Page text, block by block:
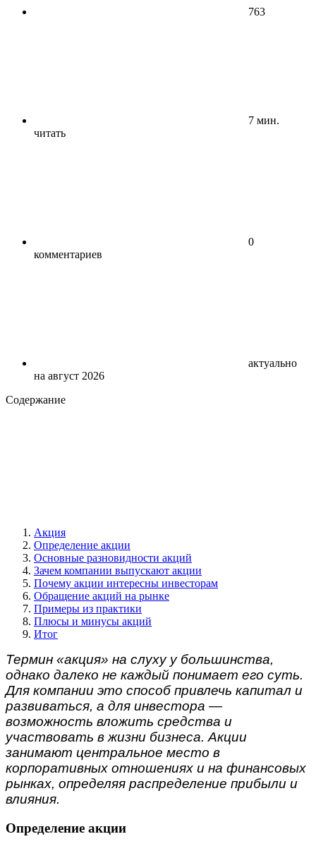
763
7 мин.
читать
0
комментариев
актуально
на август 2026
Содержание
Акция
Определение акции
Основные разновидности акций
Зачем компании выпускают акции
Почему акции интересны инвесторам
Обращение акций на рынке
Примеры из практики
Плюсы и минусы акций
Итог
Термин «акция» на слуху у большинства,
однако далеко не каждый понимает его суть.
Для компании это способ привлечь капитал и
развиваться, а для инвестора —
возможность вложить средства и
участвовать в жизни бизнеса. Акции
занимают центральное место в
корпоративных отношениях и на финансовых
рынках, определяя распределение прибыли и
влияния.
Определение акции